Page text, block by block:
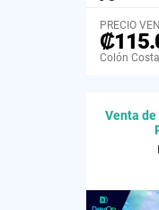
PRECIO
Colón
Venta